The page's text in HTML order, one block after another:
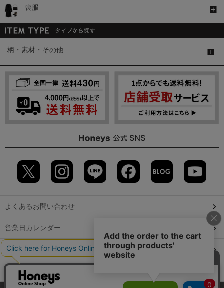
喪服
柄・素材・その他
よくあるお問い合わせ
営業日カレンダー
店舗検索
GLOBAL GUIDE（海外からご利用のお客様）